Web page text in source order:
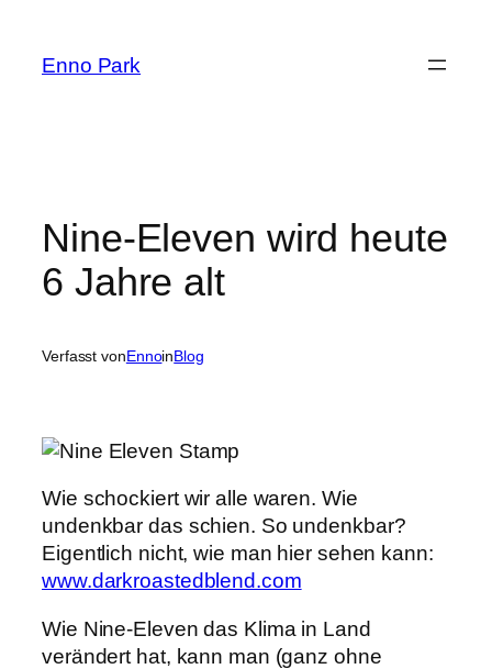
springen
Enno Park
Nine-Eleven wird heute
6 Jahre alt
Verfasst vonEnnoinBlog
Wie schockiert wir alle waren. Wie
undenkbar das schien. So undenkbar?
Eigentlich nicht, wie man hier sehen kann:
www.darkroastedblend.com
Wie Nine-Eleven das Klima in Land
verändert hat, kann man (ganz ohne